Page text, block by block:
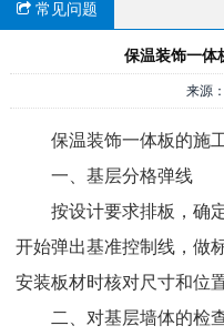
常见问题
保温装饰一体
来源
保温装饰一体板的施
一、基层分格弹线
按设计要求排板，确
开始弹出基准控制线，做
安装板材时核对尺寸和位
二、对基层墙体的检